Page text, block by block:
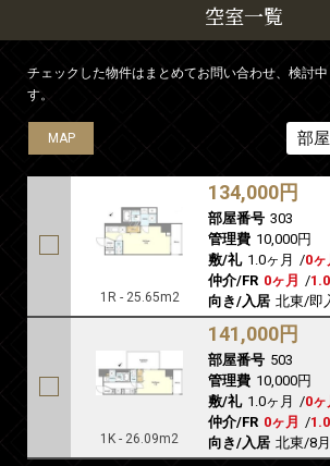
空室一覧
チェックした物件はまとめてお問い合わせ、検討
す。
MAP
1R - 25.65m2
134,000円
部屋番号 303
管理費 10,000円
敷/礼 1.0ヶ月 /0ヶ
仲介/FR 0ヶ月 /
向き/入居 北東/即
MAP
1K - 26.09m2
141,000円
部屋番号 503
管理費 10,000円
敷/礼 1.0ヶ月 /0ヶ
仲介/FR 0ヶ月 /
向き/入居 北東/8